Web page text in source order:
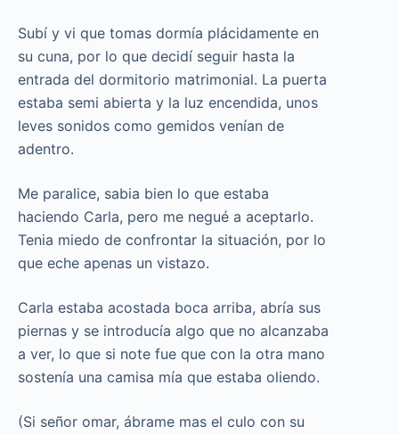
Subí y vi que tomas dormía plácidamente en
su cuna, por lo que decidí seguir hasta la
entrada del dormitorio matrimonial. La puerta
estaba semi abierta y la luz encendida, unos
leves sonidos como gemidos venían de
adentro.
Me paralice, sabia bien lo que estaba
haciendo Carla, pero me negué a aceptarlo.
Tenia miedo de confrontar la situación, por lo
que eche apenas un vistazo.
Carla estaba acostada boca arriba, abría sus
piernas y se introducía algo que no alcanzaba
a ver, lo que si note fue que con la otra mano
sostenía una camisa mía que estaba oliendo.
(Si señor omar, ábrame mas el culo con su